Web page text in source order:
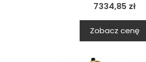
7334,85 zł
Zobacz cenę